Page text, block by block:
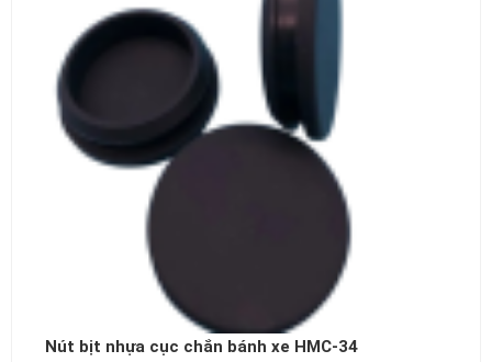
Nút bịt nhựa cục chắn bánh xe HMC-34